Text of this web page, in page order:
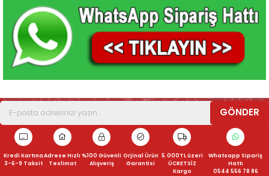
GÖNDER
Kredi Kartına
3-6-9 Taksit
Adrese Hızlı
Teslimat
%100 Güvenli
Alışveriş
Orjinal Ürün
Garantisi
5.000TL üzeri
ÜCRETSİZ
Kargo
Whatsapp Sipariş
Hattı
0544 556 78 86